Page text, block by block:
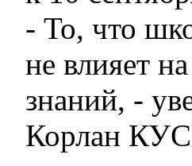
- То, что
не влияет
знаний, -
Корлан